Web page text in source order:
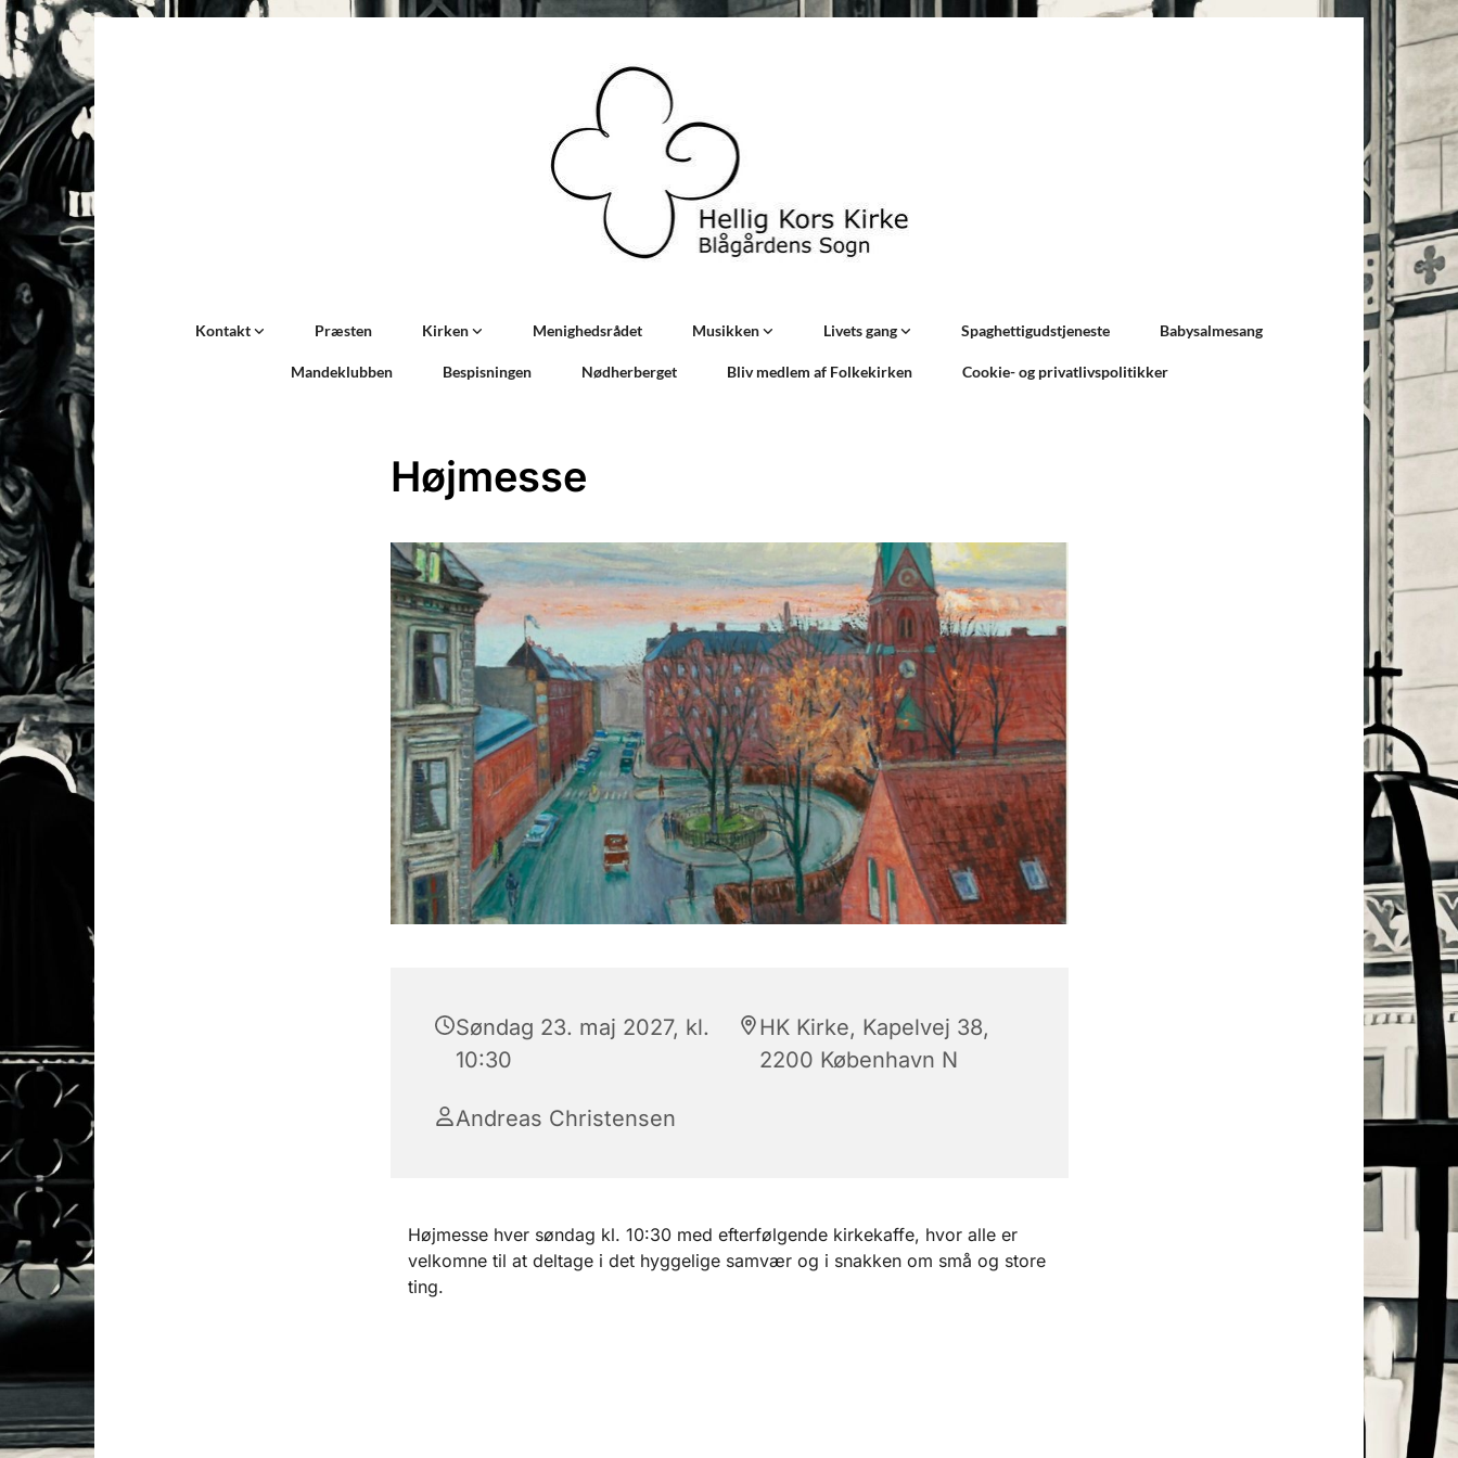
Kontakt Præsten Kirken Menighedsrådet Musikken Livets gang Spaghettigudstjeneste Babysalmesang
Mandeklubben Bespisningen Nødherberget Bliv medlem af Folkekirken Cookie- og privatlivspolitikker
Højmesse
Søndag 23. maj 2027, kl.
10:30
HK Kirke, Kapelvej 38,
2200 København N
Andreas Christensen
Højmesse hver søndag kl. 10:30 med efterfølgende kirkekaffe, hvor alle er
velkomne til at deltage i det hyggelige samvær og i snakken om små og store
ting.